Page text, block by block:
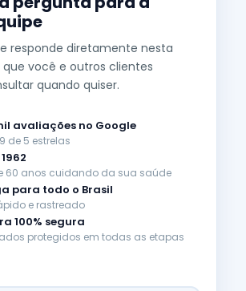
responde diretamente nesta
você e outros clientes
quando quiser.
avaliações no Google
de 5 estrelas
60 anos cuidando da sua saúde
para todo o Brasil
e rastreado
100% segura
protegidos em todas as etapas